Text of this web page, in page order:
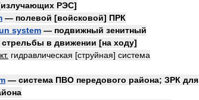
излучающих РЭС]
— полевой [войсковой] ПРК
system — подвижный зенитный
стрельбы в движении [на ходу]
. гидравлическая [струйная] система
— система ПВО передового района; ЗРК для